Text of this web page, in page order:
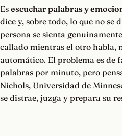
Es escuchar palabras y
dice y, sobre todo, lo que no se
persona se sienta
callado mientras el otro habla,
automático. El problema es de
palabras por minuto, pero
Nichols, Universidad de
se distrae, juzga y prepara su